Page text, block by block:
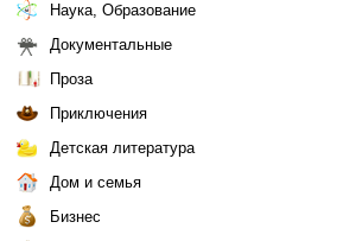
Наука, Образование
Документальные
Проза
Приключения
Детская литература
Дом и семья
Бизнес